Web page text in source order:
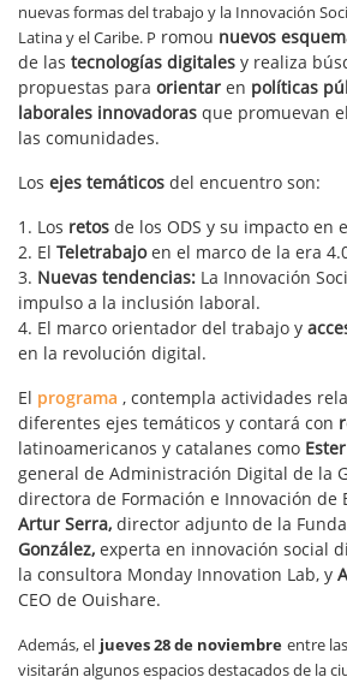
nuevas formas del trabajo y la Innovación
Latina y el Caribe. P romou nuevos
de las tecnologías digitales y realiza
propuestas para orientar en políticas
laborales innovadoras que promuevan
las comunidades.
Los ejes temáticos del encuentro son:
1. Los retos de los ODS y su impacto en
2. El Teletrabajoen el marco de la era
3. Nuevas tendencias: La Innovación
impulso a la inclusión laboral.
4. El marco orientador del trabajo y
en la revolución digital.
El programa , contempla actividades
diferentes ejes temáticos y contará con
latinoamericanos y catalanes como
general de Administración Digital de la
directora de Formación e Innovación de
Artur Serra, director adjunto de la
González, experta en innovación social
la consultora Monday Innovation Lab, y
CEO de Ouishare.
Además, el jueves 28 de noviembre entre las
visitarán algunos espacios destacados de la